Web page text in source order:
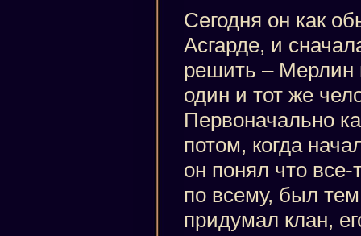
Сегодня он как
Асгарде, и
решить – Мерлин
один и тот же
Первоначально
потом, когда
он понял что
по всему, был
придумал клан,